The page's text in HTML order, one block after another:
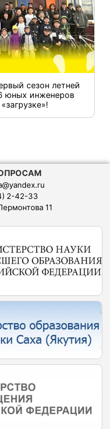
сезон летней
юных инженеров
2-42-33
11